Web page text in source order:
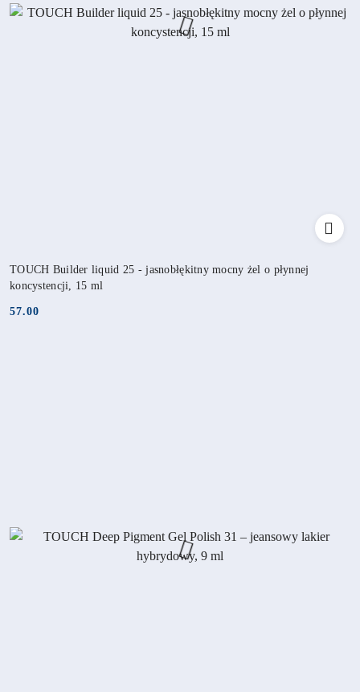
TOUCH Builder liquid 25 - jasnobłękitny mocny żel o płynnej
koncystencji, 15 ml
Cena:
57.00